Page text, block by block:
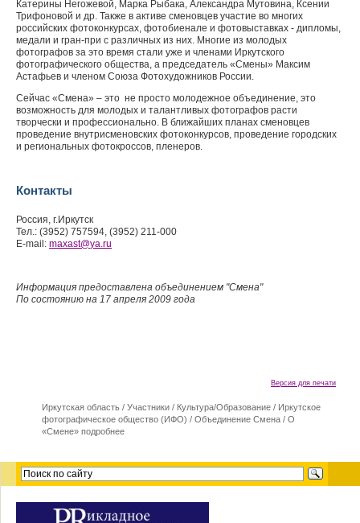
Катерины Негожевой, Марка Рыбака, Александра Мутовина, Ксении
Трифоновой и др. Также в активе сменовцев участие во многих
российских фотоконкурсах, фотобиенале и фотовыставках - дипломы,
медали и гран-при с различных из них. Многие из молодых
фотографов за это время стали уже и членами Иркутского
фотографического общества, а председатель «Смены» Максим
Астафьев и членом Союза Фотохудожников России.
Сейчас «Смена» – это не просто молодежное объединение, это
возможность для молодых и талантливых фотографов расти
творчески и профессионально. В ближайших планах сменовцев
проведение внутрисменовских фотоконкурсов, проведение городских
и региональных фотокроссов, пленеров.
Контакты
Россия, г.Иркутск
Тел.: (3952) 757594, (3952) 211-000
E-mail: maxast@ya.ru
Информация предоставлена объединением "Смена"
По состоянию на 17 апреля 2009 года
Версия для печати
Иркутская область / Участники / Культура/Образование / Иркутское
фотографическое общество (ИФО) / Объединение Смена / О
«Смене» подробнее